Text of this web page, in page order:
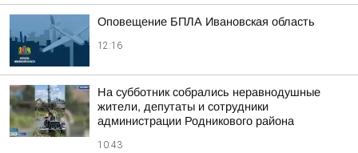
Оповещение БПЛА Ивановская область
12:16
На субботник собрались неравнодушные
жители, депутаты и сотрудники
администрации Родникового района
10:43